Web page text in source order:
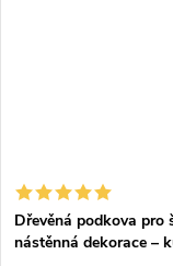
Dřevěná podkova pro
nástěnná dekorace –